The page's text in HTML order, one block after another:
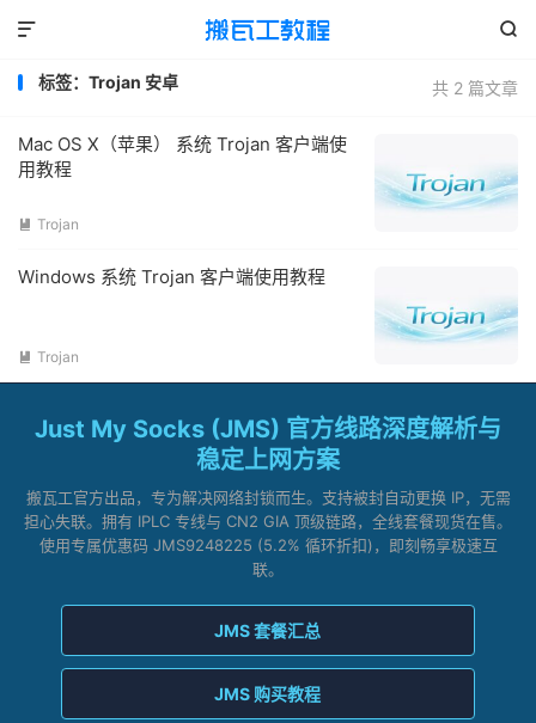


共 2 篇文章
标签：Trojan 安卓
Mac OS X（苹果） 系统 Trojan 客户端使
用教程
 Trojan
Windows 系统 Trojan 客户端使用教程
 Trojan
Just My Socks (JMS) 官方线路深度解析与
稳定上网方案
搬瓦工官方出品，专为解决网络封锁而生。支持被封自动更换 IP，无需
担心失联。拥有 IPLC 专线与 CN2 GIA 顶级链路，全线套餐现货在售。
使用专属优惠码 JMS9248225 (5.2% 循环折扣)，即刻畅享极速互
联。
JMS 套餐汇总
JMS 购买教程